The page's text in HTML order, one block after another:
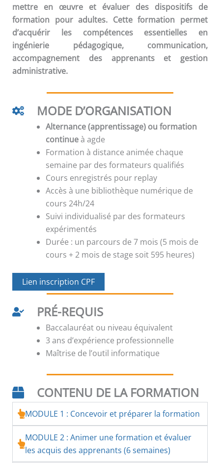
mettre en œuvre et évaluer des dispositifs de
formation pour adultes. Cette formation permet
d’acquérir les compétences essentielles en
ingénierie pédagogique, communication,
accompagnement des apprenants et gestion
administrative.
MODE D’ORGANISATION
Alternance (apprentissage) ou formation
continueà agde
Formation à distance animée chaque
semaine par des formateurs qualifiés
Cours enregistrés pour replay
Accès à une bibliothèque numérique de
cours 24h/24
Suivi individualisé par des formateurs
expérimentés
Durée : un parcours de 7 mois (5 mois de
cours + 2 mois de stage soit 595 heures)
Lien inscription CPF
PRÉ-REQUIS
Baccalauréat ou niveau équivalent
3 ans d’expérience professionnelle
Maîtrise de l’outil informatique
CONTENU DE LA FORMATION
MODULE 1 : Concevoir et préparer la formation
MODULE 2 : Animer une formation et évaluer
les acquis des apprenants (6 semaines)